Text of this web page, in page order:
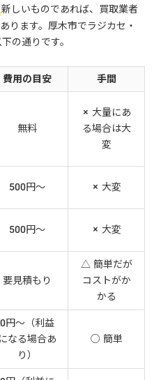
新しいものであれば、買取業者
ります。厚木市でラジカセ・
の通りです。
費用の目安
手間
無料
× 大量にあ
る場合は大
変
500円～ × 大変
500円～ × 大変
要見積もり
△ 簡単だが
コストがか
かる
0円～（利益
になる場合あ
り）
○ 簡単